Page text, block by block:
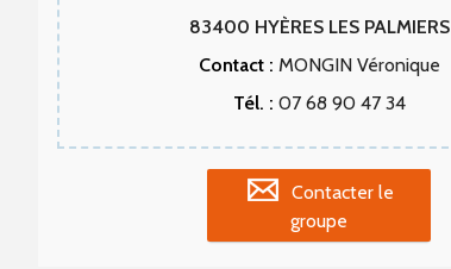
83400 HYÈRES LES PALMIERS
Contact : MONGIN Véronique
Tél. : 07 68 90 47 34
Contacter le
groupe